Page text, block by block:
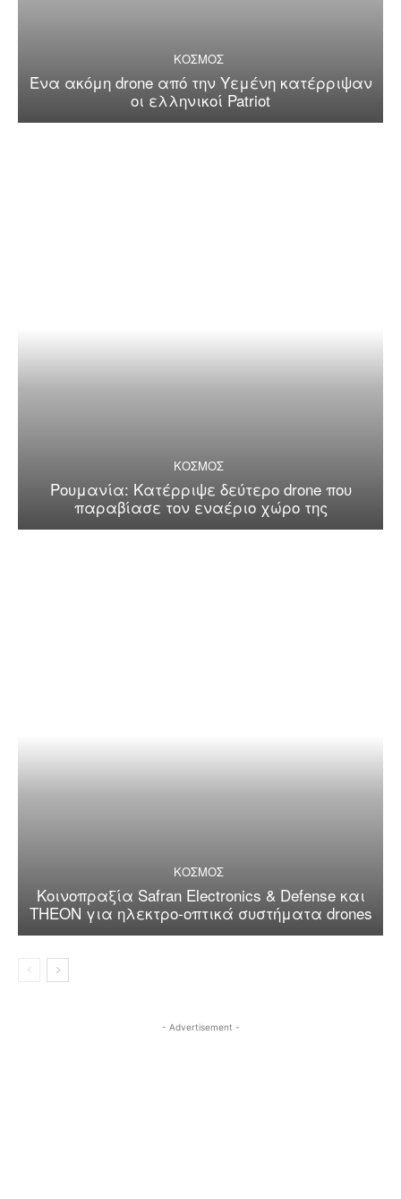
ΚΟΣΜΟΣ
Ένα ακόμη drone από την Υεμένη κατέρριψαν
οι ελληνικοί Patriot
ΚΟΣΜΟΣ
Ρουμανία: Κατέρριψε δεύτερο drone που
παραβίασε τον εναέριο χώρο της
ΚΟΣΜΟΣ
Κοινοπραξία Safran Electronics & Defense και
THEON για ηλεκτρο-οπτικά συστήματα drones
- Advertisement -